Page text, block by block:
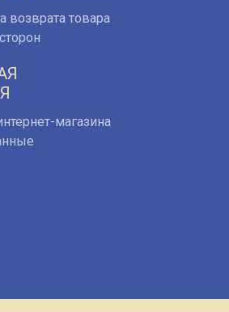
возврата товара
магазина